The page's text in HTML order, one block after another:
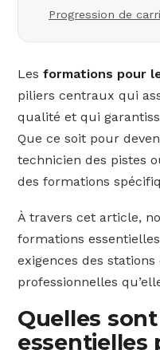
Progression de
Les formations pour
piliers centraux qui
qualité et qui
Que ce soit pour
technicien des pistes
des formations
À travers cet article,
formations
exigences des
professionnelles
Quelles
essentielles